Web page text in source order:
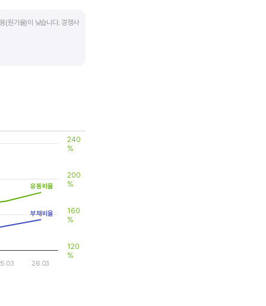
(원가율)이 낮습니다. 경쟁사
26.03
120
%
160
%
200
%
240
%
부채비율
유동비율